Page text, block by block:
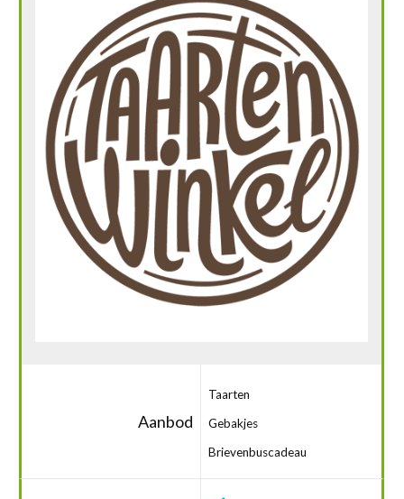
Aanbod
Taarten
Gebakjes
Brievenbuscadeau